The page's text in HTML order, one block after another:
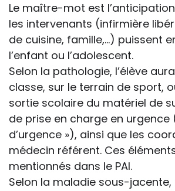
Le maître-mot est
les intervenants (infirmière
de cuisine, famille,…) puissent
l’enfant ou l’adolescent.
Selon la pathologie, l’élève
classe, sur le terrain de sport,
sortie scolaire du matériel de
de prise en charge en urgence
d’urgence »), ainsi que les
médecin référent. Ces
mentionnés dans le PAI.
Selon la maladie sous-jacente,